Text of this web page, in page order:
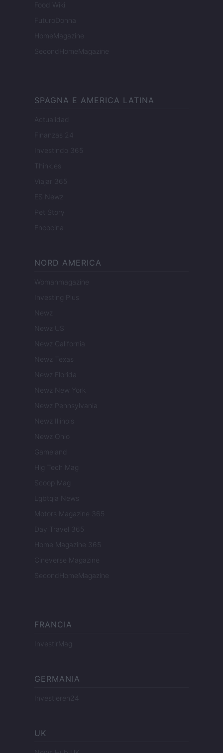
Food Wiki
FuturoDonna
HomeMagazine
SecondHomeMagazine
SPAGNA E AMERICA LATINA
Actualidad
Finanzas 24
Investindo 365
Think.es
Viajar 365
ES Newz
Pet Story
Encocina
NORD AMERICA
Womanmagazine
Investing Plus
Newz
Newz US
Newz California
Newz Texas
Newz Florida
Newz New York
Newz Pennsylvania
Newz Illinois
Newz Ohio
Gameland
Hig Tech Mag
Scoop Mag
Lgbtqia News
Motors Magazine 365
Day Travel 365
Home Magazine 365
Cineverse Magazine
SecondHomeMagazine
FRANCIA
InvestirMag
GERMANIA
Investieren24
UK